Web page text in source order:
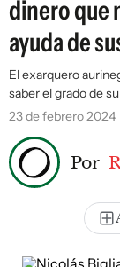
dinero que
ayuda de
El exarquero
saber el grado de
23 de febrero 2024
Por